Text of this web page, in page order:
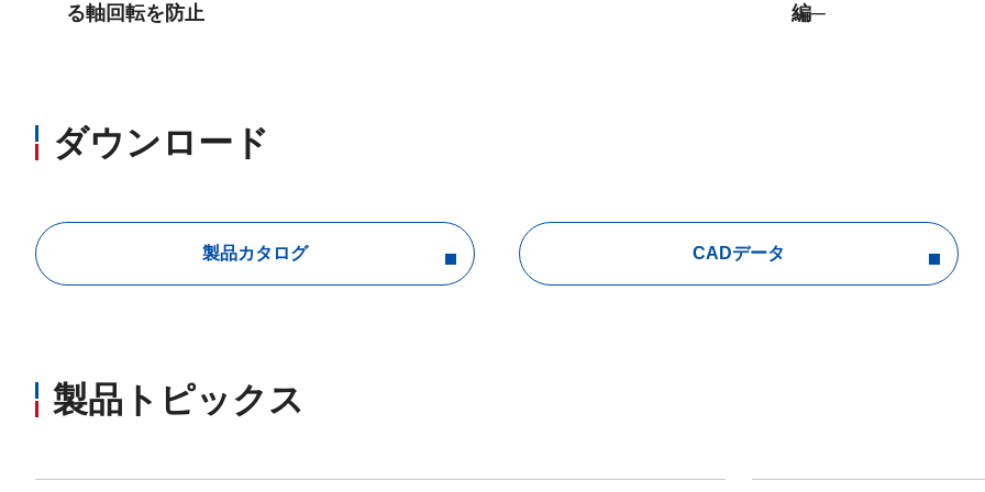
る軸回転を防止 編─
ダウンロード
製品カタログ CADデータ
製品トピックス